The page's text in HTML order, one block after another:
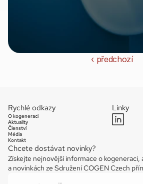
‹ předchozí
Rychlé odkazy
O kogeneraci
Aktuality
Členství
Média
Kontakt
Linky
Chcete dostávat novinky?
Získejte nejnovější informace o kogeneraci,
a novinkách ze Sdružení COGEN Czech